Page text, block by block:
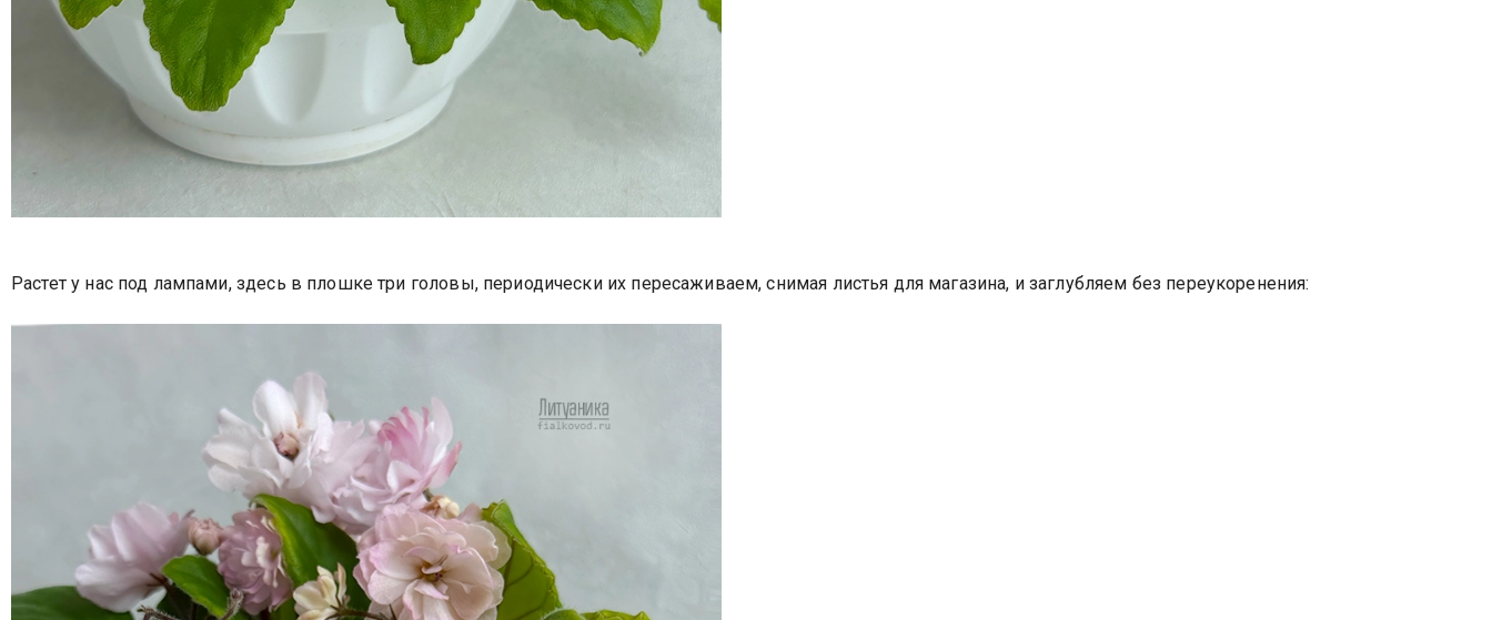
Растет у нас под лампами, здесь в плошке три головы, периодически их пересаживаем, снимая листья для магазина, и заглубляем без переукоренения: